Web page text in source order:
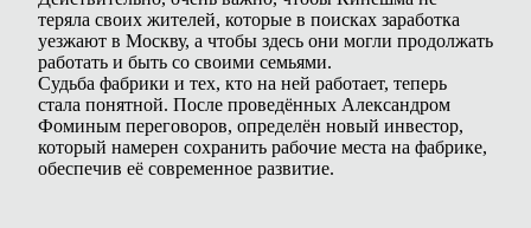
теряла своих жителей, которые в поисках заработка
уезжают в Москву, а чтобы здесь они могли продолжать
работать и быть со своими семьями.
Судьба фабрики и тех, кто на ней работает, теперь
стала понятной. После проведённых Александром
Фоминым переговоров, определён новый инвестор,
который намерен сохранить рабочие места на фабрике,
обеспечив её современное развитие.